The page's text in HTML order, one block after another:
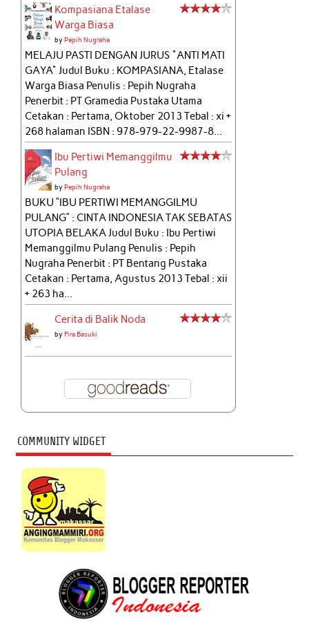
Kompasiana Etalase
Warga Biasa
byPepih Nugraha
MELAJU PASTI DENGAN JURUS "ANTI MATI
GAYA" Judul Buku : KOMPASIANA, Etalase
Warga Biasa Penulis : Pepih Nugraha
Penerbit : PT Gramedia Pustaka Utama
Cetakan : Pertama, Oktober 2013 Tebal : xi +
268 halaman ISBN : 978-979-22-9987-8...
Ibu Pertiwi Memanggilmu
Pulang
byPepih Nugraha
BUKU “IBU PERTIWI MEMANGGILMU
PULANG” : CINTA INDONESIA TAK SEBATAS
UTOPIA BELAKA Judul Buku : Ibu Pertiwi
Memanggilmu Pulang Penulis : Pepih
Nugraha Penerbit : PT Bentang Pustaka
Cetakan : Pertama, Agustus 2013 Tebal : xii
+ 263 ha...
Cerita di Balik Noda
byFira Basuki
COMMUNITY WIDGET